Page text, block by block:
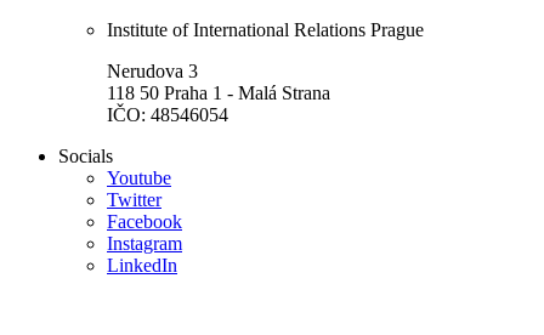
Institute of International Relations Prague
Nerudova 3
118 50 Praha 1 - Malá Strana
IČO: 48546054
Socials
Youtube
Twitter
Facebook
Instagram
LinkedIn